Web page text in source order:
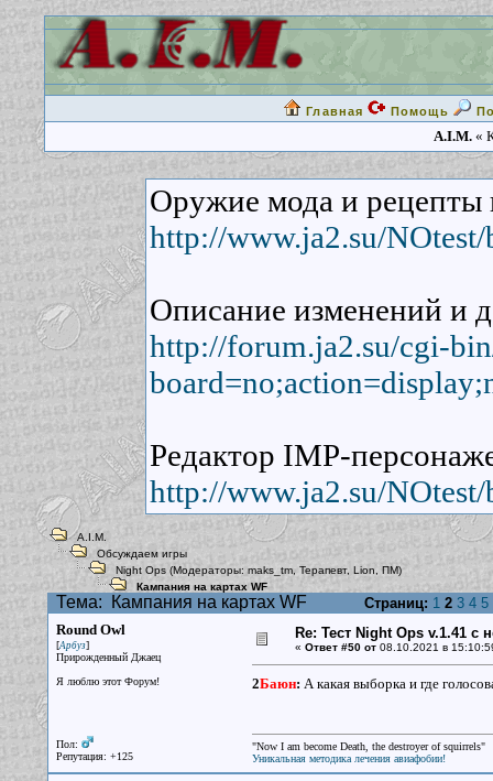
Главная Помощь
A.I.M.«
Оружие мода и рецепты
http://www.ja2.su/NOtest/
Описание изменений и
http://forum.ja2.su/cgi-
Редактор IMP-
http://www.ja2.su/
A.I.M.
Обсуждаем игры
Night Ops (Модераторы: maks_tm, Терапевт, Lion,ПМ)
Кампания на картах WF
Тема: Кампания на картах WF Страниц: 1 2 3 4 5
Round Owl
[Арбуз]
Прирожденный Джаец
Я люблю этот Форум!
Пол:
Репутация: +125
Re: Тест Night Ops v.1.41 с
« Ответ #50 от08.10.2021 в
2Баюн: А какая выборка и где
"Now I am become Death, the destroyer of squirrels"
Уникальная методика лечения авиафобии!